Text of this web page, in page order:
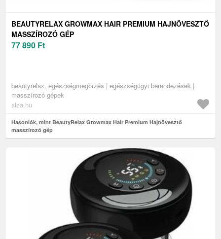
BEAUTYRELAX GROWMAX HAIR PREMIUM HAJNÖVESZTŐ
MASSZÍROZÓ GÉP
77 890 Ft
beautyrelax, egészségmegőrzés | egészségügyi berendezések |
masszírozó gépek
alza.hu
Hasonlók, mint BeautyRelax Growmax Hair Premium Hajnövesztő
masszírozó gép